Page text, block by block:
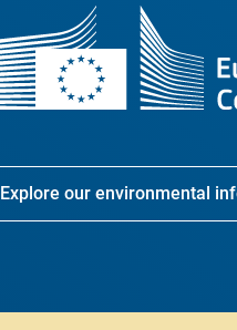
Explore our environmental